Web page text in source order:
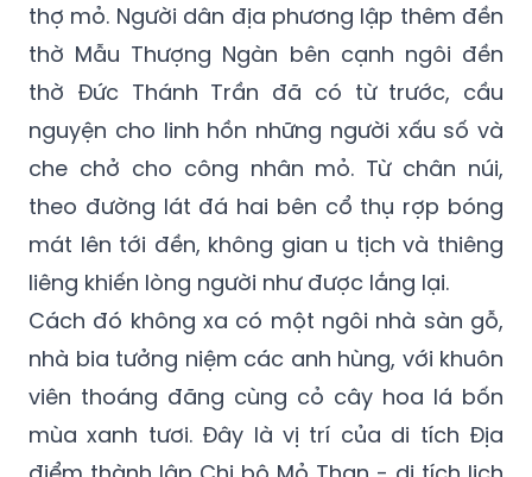
thợ mỏ. Người dân địa phương lập thêm đền
thờ Mẫu Thượng Ngàn bên cạnh ngôi đền
thờ Đức Thánh Trần đã có từ trước, cầu
nguyện cho linh hồn những người xấu số và
che chở cho công nhân mỏ. Từ chân núi,
theo đường lát đá hai bên cổ thụ rợp bóng
mát lên tới đền, không gian u tịch và thiêng
liêng khiến lòng người như được lắng lại.
Cách đó không xa có một ngôi nhà sàn gỗ,
nhà bia tưởng niệm các anh hùng, với khuôn
viên thoáng đãng cùng cỏ cây hoa lá bốn
mùa xanh tươi. Đây là vị trí của di tích Địa